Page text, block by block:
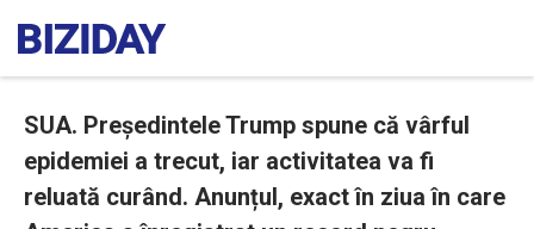
SUA. Președintele Trump spune că vârful
epidemiei a trecut, iar activitatea va fi
reluată curând. Anunțul, exact în ziua în care